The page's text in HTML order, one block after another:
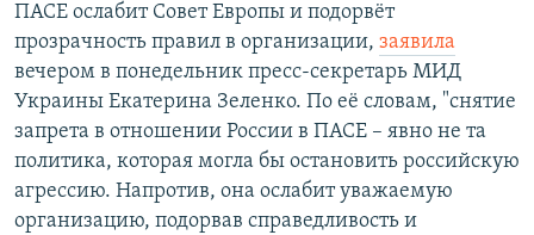
ПАСЕ ослабит Совет Европы и подорвёт
прозрачность правил в организации, заявила
вечером в понедельник пресс-секретарь МИД
Украины Екатерина Зеленко. По её словам, "снятие
запрета в отношении России в ПАСЕ – явно не та
политика, которая могла бы остановить российскую
агрессию. Напротив, она ослабит уважаемую
организацию, подорвав справедливость и